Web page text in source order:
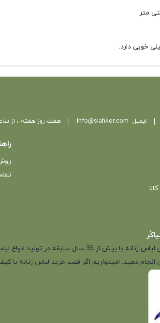
خوبی دارد.
ایمیل Info@siahkor.com هفت روز هفته ، از ساعت 11 تا 22 پاسخگوی شما
فروشگاه سیاکُر فروش لباس زنانه با
دهید. امیدواریم اگر قصد خرید لباس زنانه با